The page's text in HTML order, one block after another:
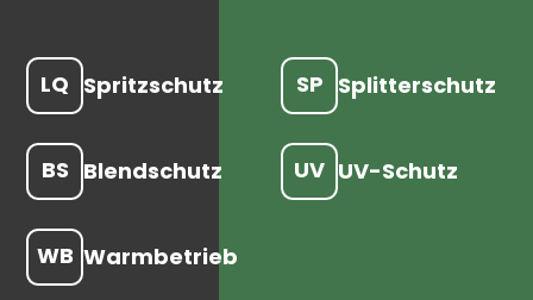
LQ Spritzschutz SP Splitterschutz
BS Blendschutz UV UV-Schutz
WB Warmbetrieb